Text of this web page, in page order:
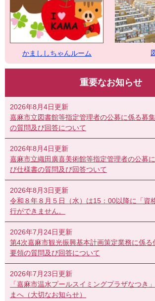
かまししちゃんルーム
重要なお知らせ
2026年8月4日更新
嘉麻市立図書館等指定管理者の公募に係る募
の質問及び回答について
2026年8月4日更新
嘉麻市立織田廣喜美術館等指定管理者の公募
び仕様書の質問及び回答ついて
2026年8月3日更新
令和８年８月５日（水）は15：00以降に「資
行ができません。
2026年7月24日更新
第4次嘉麻市観光振興基本計画策定業務に係る
要領の質問及び回答について
2026年7月23日更新
「嘉麻市温水プールスイミングプラザなつき
まへ（大切なお知らせ）